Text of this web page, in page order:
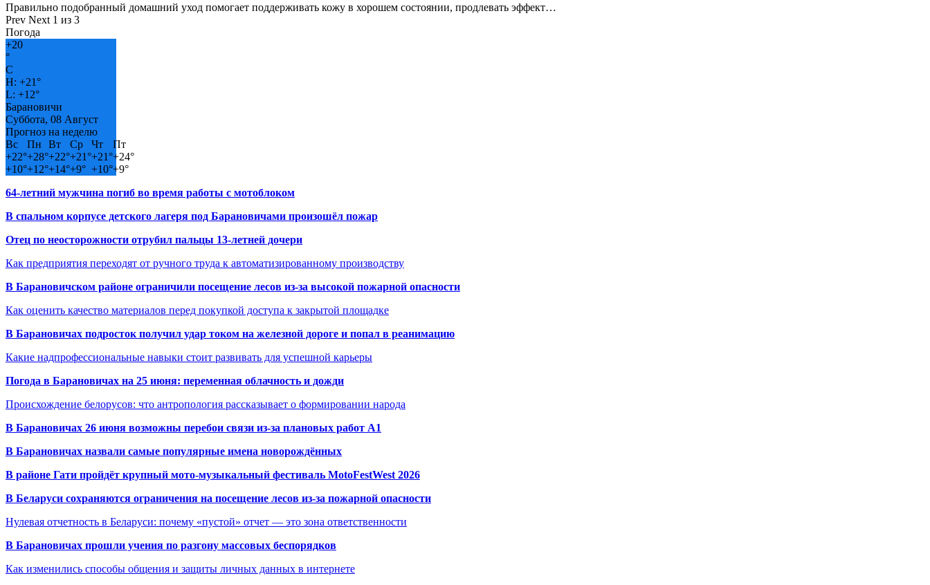
Правильно подобранный домашний уход помогает поддерживать кожу в хорошем состоянии, продлевать эффект…
Prev Next 1 из 3
Погода
+20
°
C
H: +21°
L: +12°
Барановичи
Суббота, 08 Август
Прогноз на неделю
Вс
Пн Вт Ср Чт
Пт
+22°+28°+22°+21°+21°+24°
+10°+12°+14°+9° +10°+9°
64-летний мужчина погиб во время работы с мотоблоком
В спальном корпусе детского лагеря под Барановичами произошёл пожар
Отец по неосторожности отрубил пальцы 13-летней дочери
Как предприятия переходят от ручного труда к автоматизированному производству
В Барановичском районе ограничили посещение лесов из-за высокой пожарной опасности
Как оценить качество материалов перед покупкой доступа к закрытой площадке
В Барановичах подросток получил удар током на железной дороге и попал в реанимацию
Какие надпрофессиональные навыки стоит развивать для успешной карьеры
Погода в Барановичах на 25 июня: переменная облачность и дожди
Происхождение белорусов: что антропология рассказывает о формировании народа
В Барановичах 26 июня возможны перебои связи из-за плановых работ A1
В Барановичах назвали самые популярные имена новорождённых
В районе Гати пройдёт крупный мото-музыкальный фестиваль MotoFestWest 2026
В Беларуси сохраняются ограничения на посещение лесов из-за пожарной опасности
Нулевая отчетность в Беларуси: почему «пустой» отчет — это зона ответственности
В Барановичах прошли учения по разгону массовых беспорядков
Как изменились способы общения и защиты личных данных в интернете